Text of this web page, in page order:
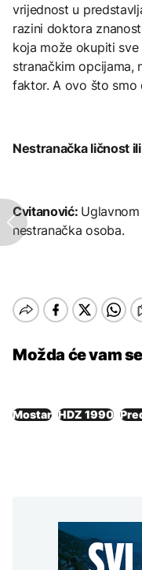
vrijednost u
razini doktora
koja može okupiti
stranačkim opcijama,
faktor. A ovo što smo
Nestranačka ličnost
Cvitanović:
nestranačka osoba.
Možda će vam
Mostar HDZ 1990